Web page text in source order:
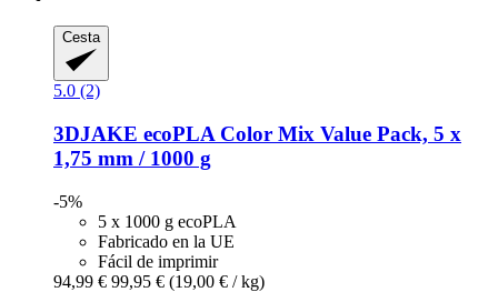
Cesta
5.0 (2)
3DJAKE ecoPLA Color Mix Value Pack, 5 x
1,75 mm / 1000 g
-5%
5 x 1000 g ecoPLA
Fabricado en la UE
Fácil de imprimir
94,99 € 99,95 € (19,00 € / kg)